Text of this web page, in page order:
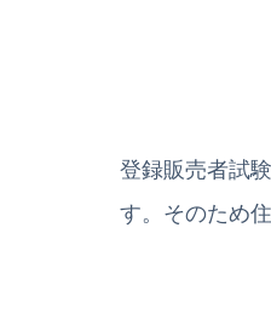
登録販売者試
す。そのため